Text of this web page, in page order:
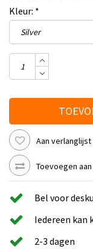
Kleur: *
Aan
Toevoegen
Bel voor
Iedereen kan
2-3 dagen